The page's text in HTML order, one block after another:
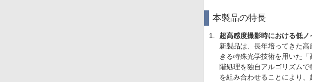
本製品の特長
1.
超高感度撮影時における低ノ
新製品は、長年培ってきた
きる特殊光学技術を用いた
階処理を独自アルゴリズム
を組み合わせることにより